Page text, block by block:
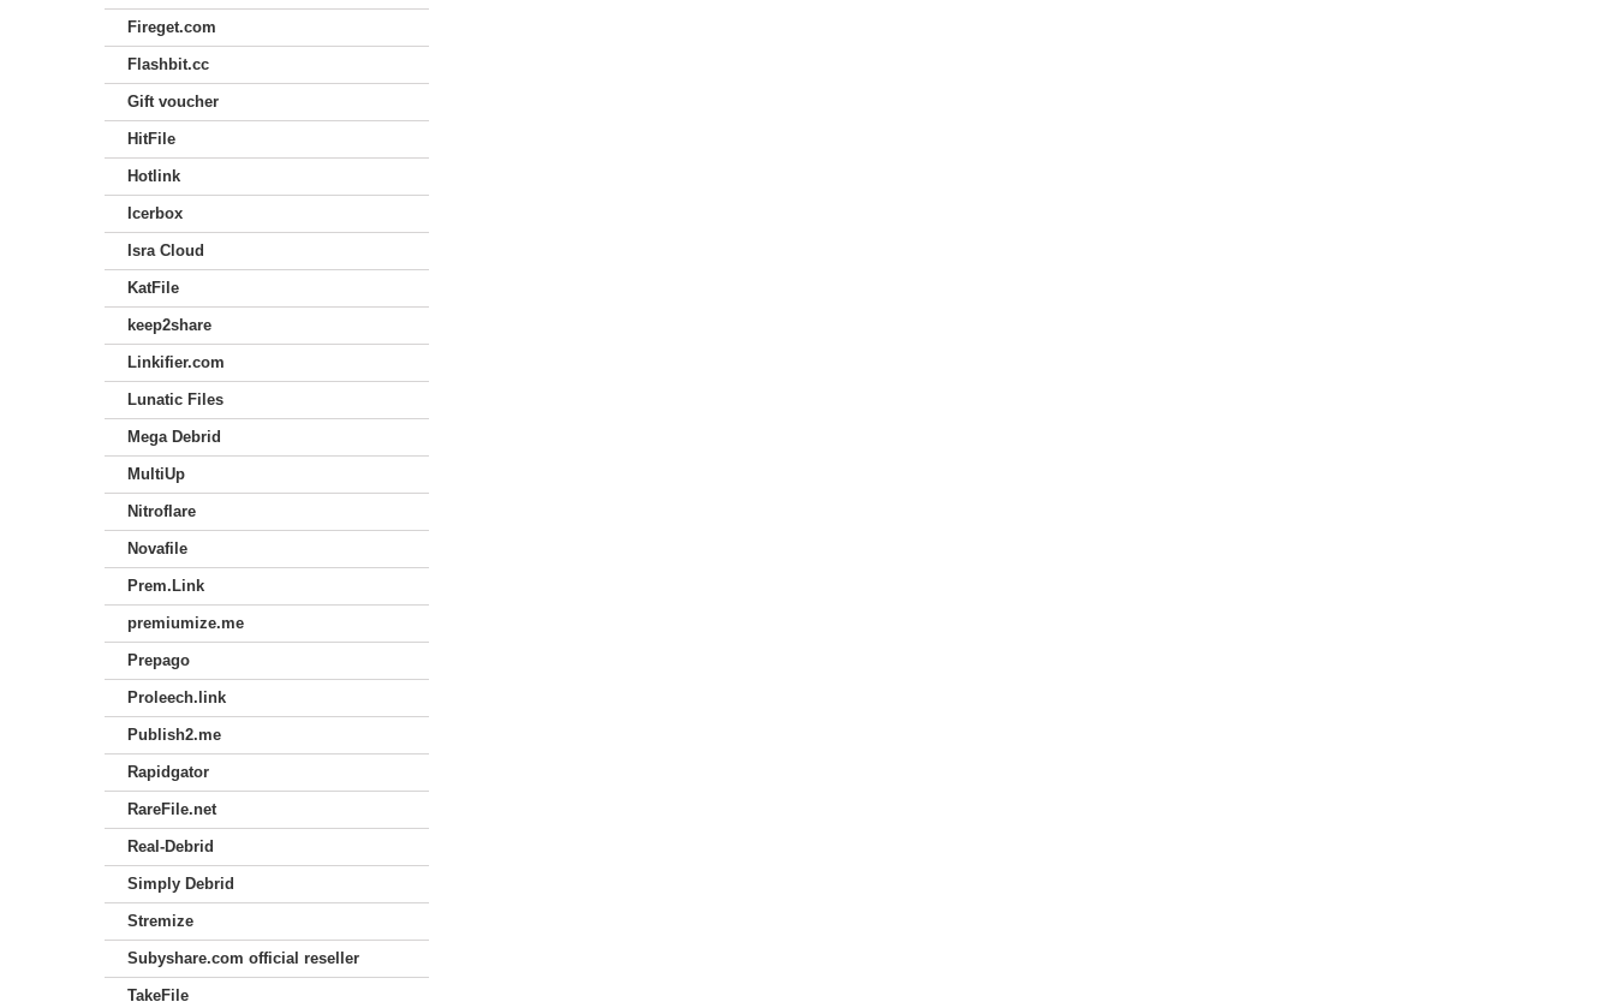
Fireget.com
Flashbit.cc
Gift voucher
HitFile
Hotlink
Icerbox
Isra Cloud
KatFile
keep2share
Linkifier.com
Lunatic Files
Mega Debrid
MultiUp
Nitroflare
Novafile
Prem.Link
premiumize.me
Prepago
Proleech.link
Publish2.me
Rapidgator
RareFile.net
Real-Debrid
Simply Debrid
Stremize
Subyshare.com official reseller
TakeFile